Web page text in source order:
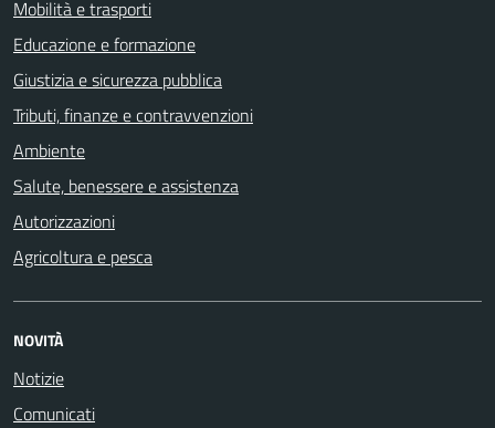
Mobilità e trasporti
Educazione e formazione
Giustizia e sicurezza pubblica
Tributi, finanze e contravvenzioni
Ambiente
Salute, benessere e assistenza
Autorizzazioni
Agricoltura e pesca
NOVITÀ
Notizie
Comunicati